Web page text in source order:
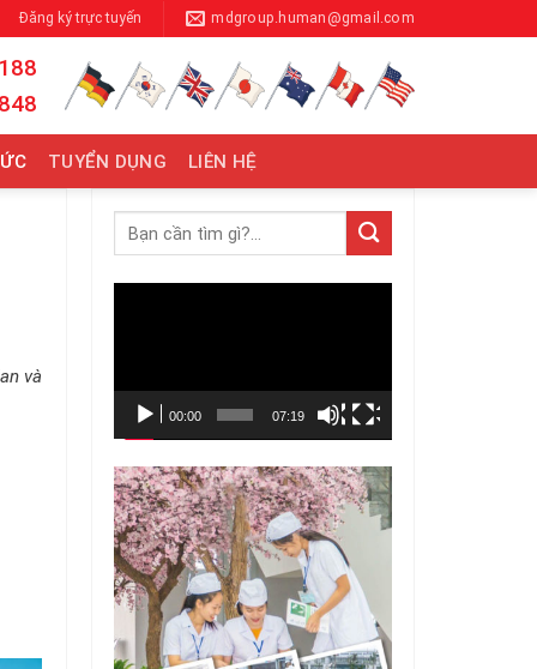
Đăng ký trực tuyến mdgroup.human@gmail.com
TUYỂN DỤNG LIÊN HỆ
và
00:00 07:19